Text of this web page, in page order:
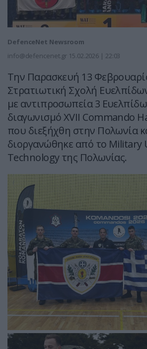
DefenceNet Newsroom
info@defencenet.gr 15.02.2026 | 22:03
Την Παρασκευή 13
Στρατιωτική Σχολή
με αντιπροσωπεία 3
διαγωνισμό XVΙI Commando
που διεξήχθη στην Πολωνία
διοργανώθηκε από το Military
Technology της Πολωνίας.